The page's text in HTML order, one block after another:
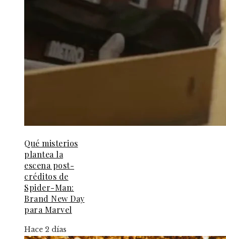
Qué misterios
plantea la
escena post-
créditos de
Spider-Man:
Brand New Day
para Marvel
Hace 2 días